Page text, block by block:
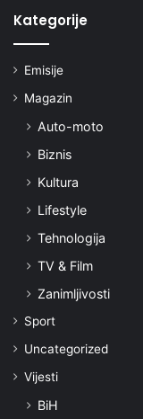
Kategorije
Emisije
Magazin
Auto-moto
Biznis
Kultura
Lifestyle
Tehnologija
TV & Film
Zanimljivosti
Sport
Uncategorized
Vijesti
BiH